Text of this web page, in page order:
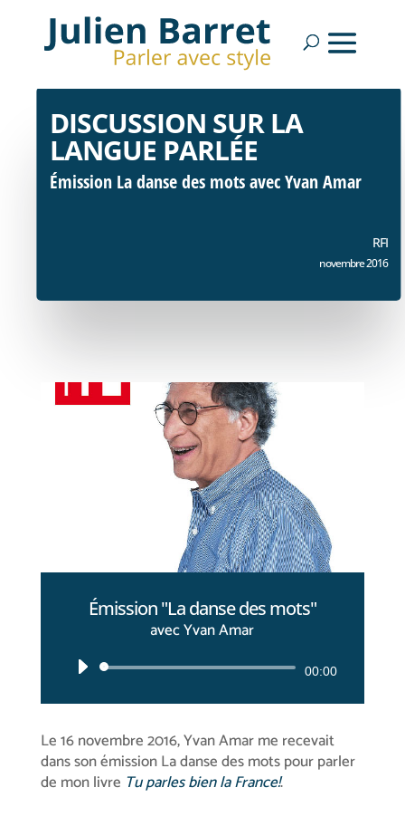
DISCUSSION SUR LA
LANGUE PARLÉE
Émission La danse des mots avec Yvan Amar
RFI
novembre 2016
Émission "La danse des mots"
avec Yvan Amar
Lecteur
00:00
Le 16 novembre 2016, Yvan Amar me recevait
dans son émission La danse des mots pour parler
de mon livre Tu parles bien la France!.